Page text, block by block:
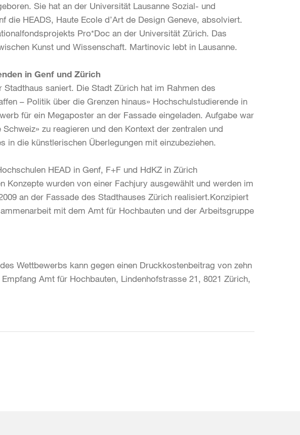
Sie hat an der Universität Lausanne Sozial- und
die HEADS, Haute Ecole d’Art de Design Geneve, absolviert.
Pro*Doc an der Universität Zürich. Das
Kunst und Wissenschaft. Martinovic lebt in Lausanne.
in Genf und Zürich
saniert. Die Stadt Zürich hat im Rahmen des
– Politik über die Grenzen hinaus» Hochschulstudierende in
für ein Megaposter an der Fassade eingeladen. Aufgabe war
zu reagieren und den Kontext der zentralen und
in die künstlerischen Überlegungen mit einzubeziehen.
HEAD in Genf, F+F und HdKZ in Zürich
Konzepte wurden von einer Fachjury ausgewählt und werden im
an der Fassade des Stadthauses Zürich realisiert.Konzipiert
mit dem Amt für Hochbauten und der Arbeitsgruppe
Wettbewerbs kann gegen einen Druckkostenbeitrag von zehn
Amt für Hochbauten, Lindenhofstrasse 21, 8021 Zürich,